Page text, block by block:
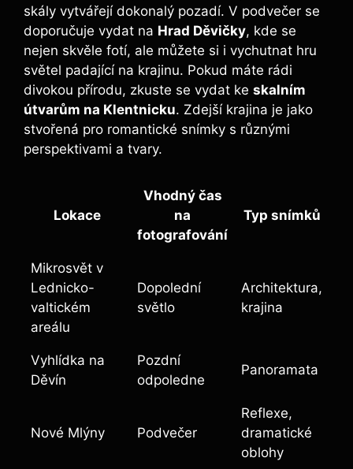
skály vytvářejí dokonalý pozadí. V podvečer se
doporučuje vydat na Hrad Děvičky, kde se
nejen skvěle fotí, ale můžete si i vychutnat hru
světel padající na krajinu. Pokud máte rádi
divokou přírodu, zkuste se vydat ke skalním
útvarům na Klentnicku. Zdejší krajina je jako
stvořená pro romantické snímky s různými
perspektivami a tvary.
Lokace
Vhodný čas
na
fotografování
Typ snímků
Mikrosvět v
Lednicko-
valtickém
areálu
Dopolední
světlo
Architektura,
krajina
Vyhlídka na
Děvín
Pozdní
odpoledne
Panoramata
Nové Mlýny Podvečer
Reflexe,
dramatické
oblohy